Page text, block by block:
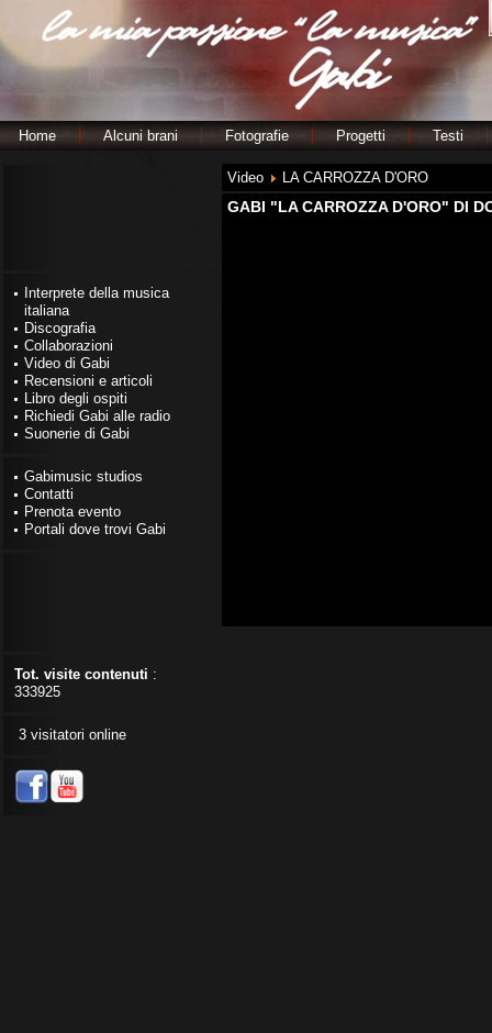
Home Alcuni brani Fotografie Progetti Testi
Interprete della musica
italiana
Discografia
Collaborazioni
Video di Gabi
Recensioni e articoli
Libro degli ospiti
Richiedi Gabi alle radio
Suonerie di Gabi
Gabimusic studios
Contatti
Prenota evento
Portali dove trovi Gabi
Tot. visite contenuti :
333925
3 visitatori online
Video LA CARROZZA D'ORO
GABI "LA CARROZZA D'ORO" DI